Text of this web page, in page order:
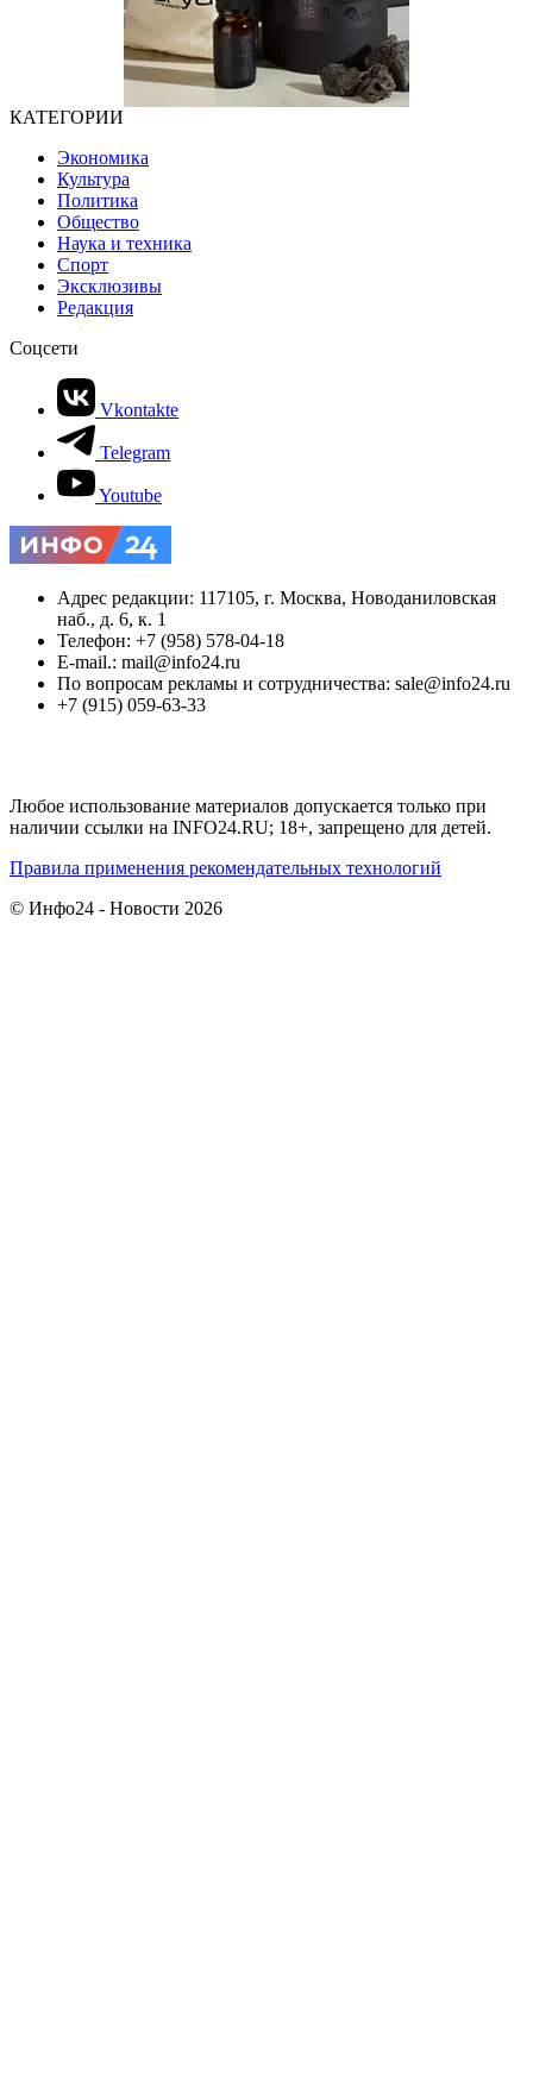
КАТЕГОРИИ
Экономика
Культура
Политика
Общество
Наука и техника
Спорт
Эксклюзивы
Редакция
Соцсети
Vkontakte
Telegram
Youtube
Адрес редакции: 117105, г. Москва, Новоданиловская
наб., д. 6, к. 1
Телефон: +7 (958) 578-04-18
E-mail.: mail@info24.ru
По вопросам рекламы и сотрудничества: sale@info24.ru
+7 (915) 059-63-33
Любое использование материалов допускается только при
наличии ссылки на INFO24.RU; 18+, запрещено для детей.
Правила применения рекомендательных технологий
© Инфо24 - Новости 2026